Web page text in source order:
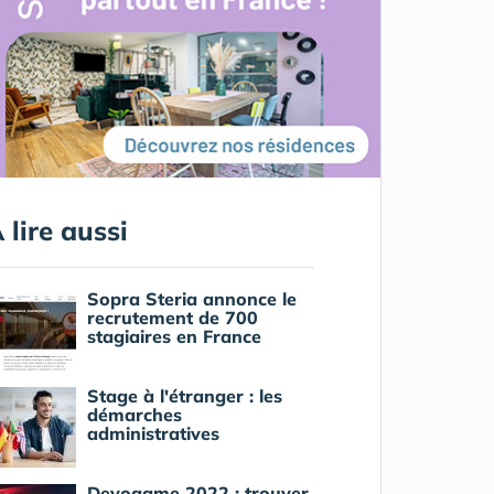
lire aussi
Sopra Steria annonce le
recrutement de 700
stagiaires en France
Stage à l'étranger : les
démarches
administratives